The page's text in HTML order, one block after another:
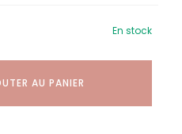
En stock
AU PANIER